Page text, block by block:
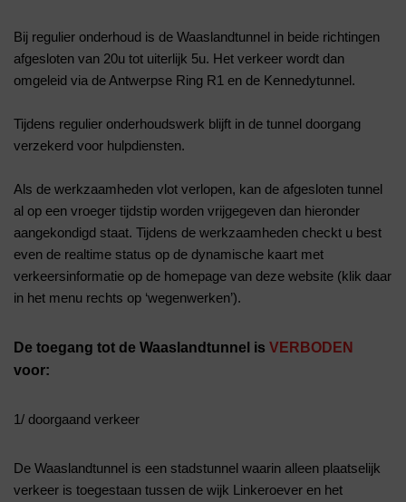
Bij regulier onderhoud is de Waaslandtunnel in beide richtingen
afgesloten van 20u tot uiterlijk 5u. Het verkeer wordt dan
omgeleid via de Antwerpse Ring R1 en de Kennedytunnel.
Tijdens regulier onderhoudswerk blijft in de tunnel doorgang
verzekerd voor hulpdiensten.
Als de werkzaamheden vlot verlopen, kan de afgesloten tunnel
al op een vroeger tijdstip worden vrijgegeven dan hieronder
aangekondigd staat. Tijdens de werkzaamheden checkt u best
even de realtime status op de dynamische kaart met
verkeersinformatie op de homepage van deze website (klik daar
in het menu rechts op ‘wegenwerken’).
De toegang tot de Waaslandtunnel is VERBODEN
voor:
1/ doorgaand verkeer
De Waaslandtunnel is een stadstunnel waarin alleen plaatselijk
verkeer is toegestaan tussen de wijk Linkeroever en het